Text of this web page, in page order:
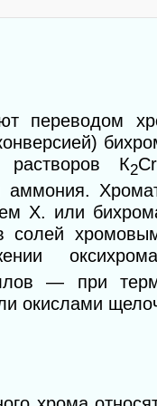
переводом
растворов К2
X. или
солей
— при
окислами